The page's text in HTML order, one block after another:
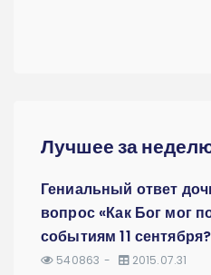
Лучшее за
Гениальный ответ
вопрос «Как Бог мог
событиям 11
540863 2015.07.31